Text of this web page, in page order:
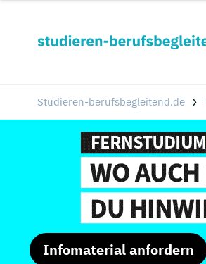
Studieren-berufsbegleitend.de
Infomaterial anfordern